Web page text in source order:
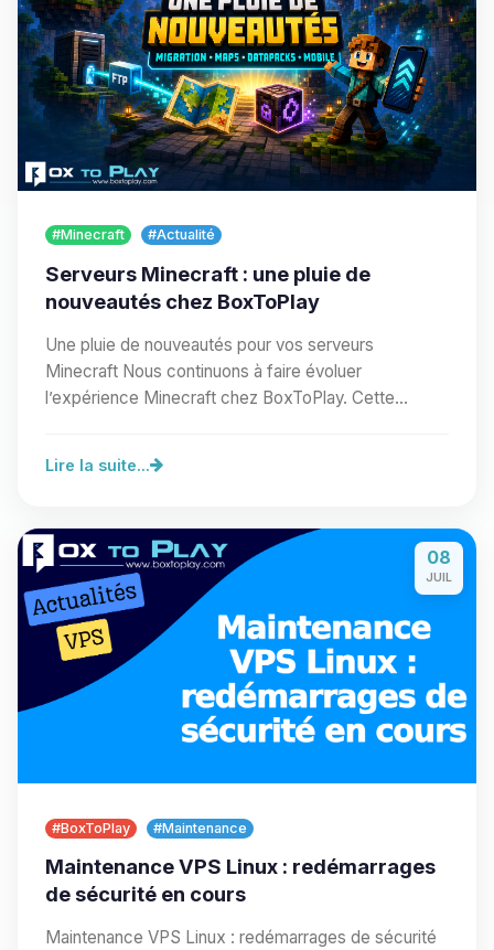
#Minecraft #Actualité
Serveurs Minecraft : une pluie de
nouveautés chez BoxToPlay
Une pluie de nouveautés pour vos serveurs
Minecraft Nous continuons à faire évoluer
l’expérience Minecraft chez BoxToPlay. Cette
Lire la suite...
08
JUIL
#BoxToPlay #Maintenance
Maintenance VPS Linux : redémarrages
de sécurité en cours
Maintenance VPS Linux : redémarrages de sécurité